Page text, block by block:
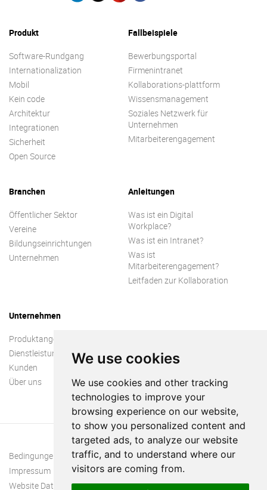
We use cookies
We use cookies and other tracking
technologies to improve your
browsing experience on our website,
to show you personalized content and
targeted ads, to analyze our website
traffic, and to understand where our
visitors are coming from.
Produkt
Software-Rundgang
Internationalization
Mobil
Kein code
Architektur
Integrationen
Sicherheit
Open Source
Fallbeispiele
Bewerbungsportal
Firmenintranet
Kollaborations-plattform
Wissensmanagement
Soziales Netzwerk für
Unternehmen
Mitarbeiterengagement
Branchen
Öffentlicher Sektor
Vereine
Bildungseinrichtungen
Unternehmen
Anleitungen
Was ist ein Digital
Workplace?
Was ist ein Intranet?
Was ist
Mitarbeiterengagement?
Leitfaden zur Kollaboration
Unternehmen
Produktangebot
Dienstleistungen
Kunden
Über uns
Bedingungen und Konditionen
Impressum
Website Datenschutzrichtlinie